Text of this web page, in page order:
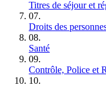
Titres de séjour et
07.
Droits des
08.
Santé
09.
Contrôle, Police et
10.